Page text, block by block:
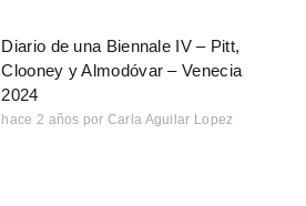
Diario de una Biennale IV – Pitt,
Clooney y Almodóvar – Venecia
2024
hace 2 años por Carla Aguilar Lopez